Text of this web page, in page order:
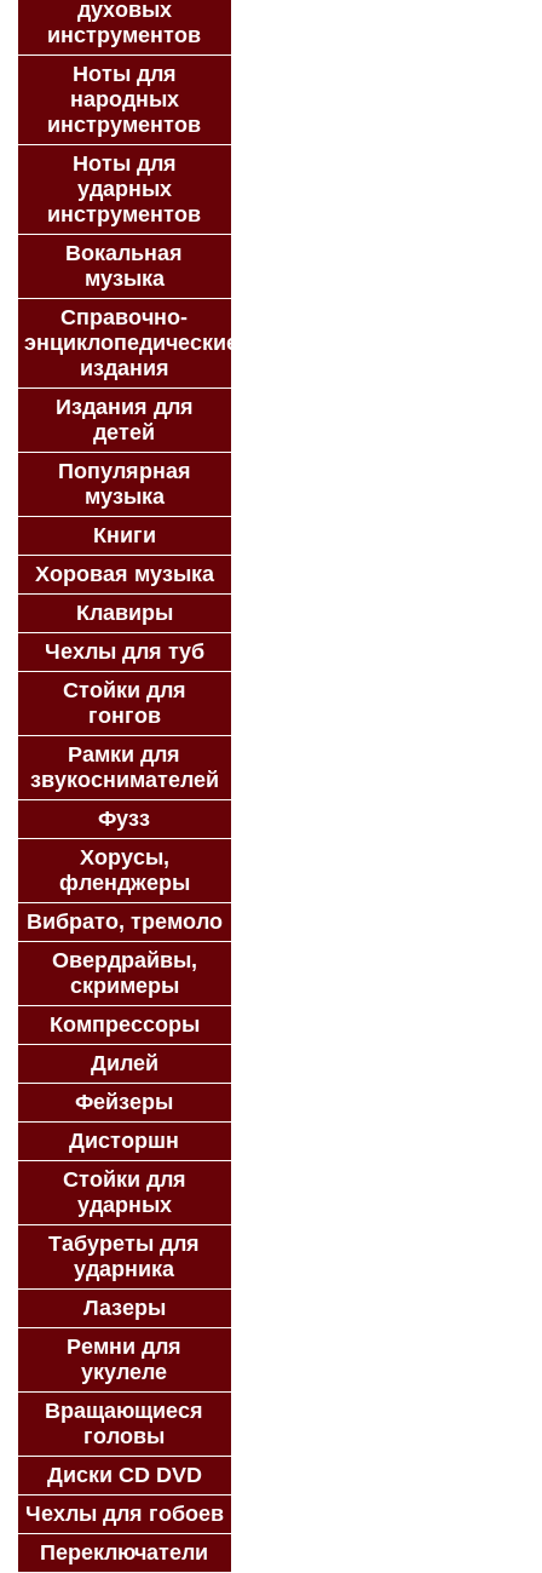
духовых
инструментов
Ноты для
народных
инструментов
Ноты для
ударных
инструментов
Вокальная
музыка
Справочно-
энциклопедические
издания
Издания для
детей
Популярная
музыка
Книги
Хоровая музыка
Клавиры
Чехлы для туб
Стойки для
гонгов
Рамки для
звукоснимателей
Фузз
Хорусы,
фленджеры
Вибрато, тремоло
Овердрайвы,
скримеры
Компрессоры
Дилей
Фейзеры
Дисторшн
Стойки для
ударных
Табуреты для
ударника
Лазеры
Ремни для
укулеле
Вращающиеся
головы
Диски CD DVD
Чехлы для гобоев
Переключатели